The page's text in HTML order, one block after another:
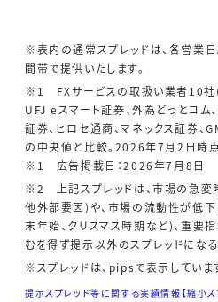
メ
キシコペソ/円
豪ドル/NZドル
0.7
※表内の通常スプレッドは、各営業
間帯で提供いたします。
※1 FXサービスの取扱い業者10社
UFJ eスマート証券、外為どっとコム
証券、ヒロセ通商、マネックス証券、
の中央値と比較。2026年7月2日時点
※1 広告掲載日：2026年7月8日
※2 上記スプレッドは、市場の急変
他外部要因)や、市場の流動性が低
末年始、クリスマス時期など)、重要
むを得ず提示以外のスプレッドになる
※スプレッドは、pipsで表示していま
提示スプレッド等に関する実績情報【縮小ス